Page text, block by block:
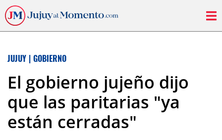
JUJUY | GOBIERNO
El gobierno jujeño dijo
que las paritarias "ya
están cerradas"